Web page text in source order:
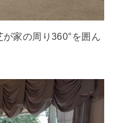
家の周り360°を囲ん